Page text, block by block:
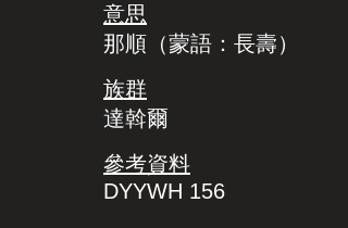
意思
那順（蒙語：長壽）
族群
達斡爾
參考資料
DYYWH 156